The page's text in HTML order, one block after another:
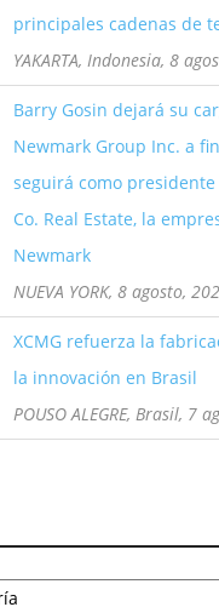
principales cadenas de
YAKARTA, Indonesia, 8
Barry Gosin dejará su
Newmark Group Inc. a
seguirá como
Co. Real Estate, la
Newmark
NUEVA YORK, 8 agosto,
XCMG refuerza la
la innovación en Brasil
POUSO ALEGRE, Brasil, 7